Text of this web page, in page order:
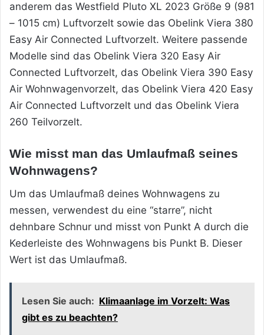
anderem das Westfield Pluto XL 2023 Größe 9 (981
– 1015 cm) Luftvorzelt sowie das Obelink Viera 380
Easy Air Connected Luftvorzelt. Weitere passende
Modelle sind das Obelink Viera 320 Easy Air
Connected Luftvorzelt, das Obelink Viera 390 Easy
Air Wohnwagenvorzelt, das Obelink Viera 420 Easy
Air Connected Luftvorzelt und das Obelink Viera
260 Teilvorzelt.
Wie misst man das Umlaufmaß seines
Wohnwagens?
Um das Umlaufmaß deines Wohnwagens zu
messen, verwendest du eine “starre”, nicht
dehnbare Schnur und misst von Punkt A durch die
Kederleiste des Wohnwagens bis Punkt B. Dieser
Wert ist das Umlaufmaß.
Lesen Sie auch: Klimaanlage im Vorzelt: Was
gibt es zu beachten?